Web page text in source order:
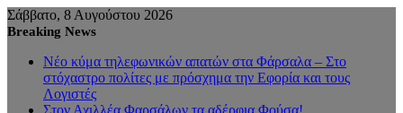
Σάββατο, 8 Αυγούστου 2026
Breaking News
Νέο κύμα τηλεφωνικών απατών στα Φάρσαλα – Στο
στόχαστρο πολίτες με πρόσχημα την Εφορία και τους
Λογιστές
Στον Αχιλλέα Φαρσάλων τα αδέρφια Φούσα!